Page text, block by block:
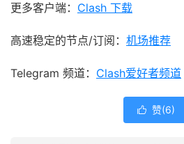
更多客户端： Clash 下载
高速稳定的节点/订阅： 机场推荐
Telegram 频道： Clash爱好者频道
 赞(6)